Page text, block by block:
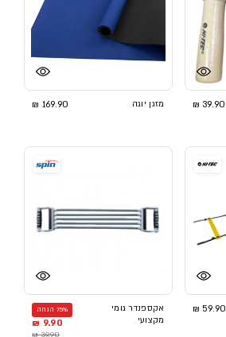
39.90 ₪ מזגן יוגה 169.90 ₪
59.90 ₪
אקספנדר גומי
מקצועי
75% הנחה
9.90 ₪
39.90 ₪